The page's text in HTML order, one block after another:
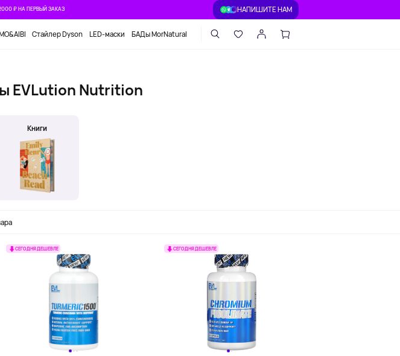
₽ НА ПЕРВЫЙ ЗАКАЗ НАПИШИТЕ НАМ
Стайлер Dyson LED-маски БАДы MorNatural
EVLution Nutrition
Книги
СЕГОДНЯ ДЕШЕВЛЕ СЕГОДНЯ ДЕШЕВЛЕ